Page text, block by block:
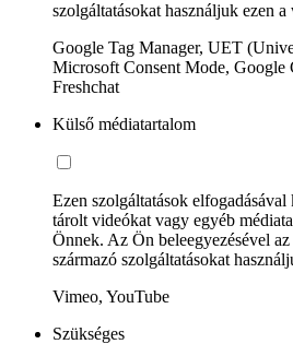
szolgáltatásokat használjuk ezen
Google Tag Manager, UET
Microsoft Consent Mode, Google
Freshchat
Külső médiatartalom
Ezen szolgáltatások
tárolt videókat vagy egyéb
Önnek. Az Ön beleegyezésével
származó szolgáltatásokat
Vimeo, YouTube
Szükséges